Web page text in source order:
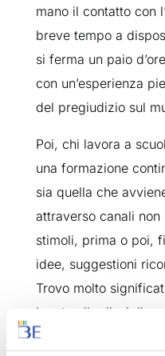
mano il contatto con
breve tempo a
si ferma un paio
con un’esperienza
del pregiudizio sul
Poi, chi lavora a
una formazione
sia quella che
attraverso canali
stimoli, prima o poi,
idee, suggestioni
Trovo molto
legate alla disciplina
arricchiscono